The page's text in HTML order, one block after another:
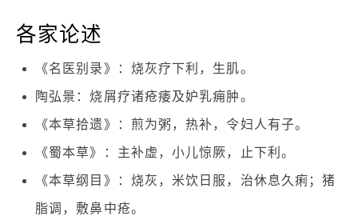
各家论述
《名医别录》：烧灰疗下利，生肌。
陶弘景：烧屑疗诸疮痿及妒乳痈肿。
《本草拾遗》：煎为粥，热补，令妇人有子。
《蜀本草》：主补虚，小儿惊厥，止下利。
《本草纲目》：烧灰，米饮日服，治休息久痢；猪
脂调，敷鼻中疮。